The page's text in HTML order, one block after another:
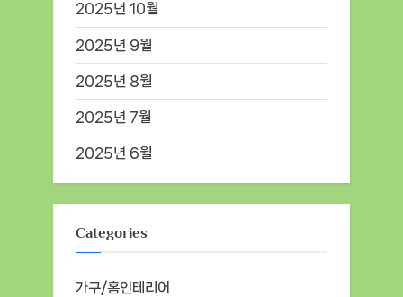
2025년 10월
2025년 9월
2025년 8월
2025년 7월
2025년 6월
Categories
가구/홈인테리어